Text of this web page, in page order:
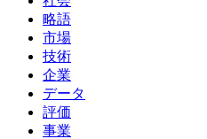
略語
市場
技術
企業
データ
評価
事業